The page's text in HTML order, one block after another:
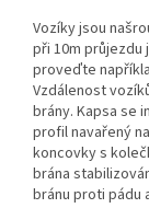
Vozíky jsou
při 10m průjezdu
proveďte
Vzdálenost
brány. Kapsa se
profil navařený
koncovky s
brána
bránu proti pádu